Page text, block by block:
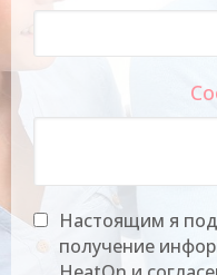
Настоящим я
получение